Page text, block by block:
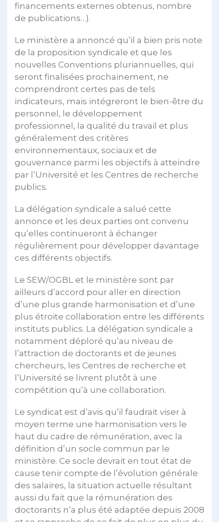
financements externes obtenus, nombre
de publications…).
Le ministère a annoncé qu’il a bien pris note
de la proposition syndicale et que les
nouvelles Conventions pluriannuelles, qui
seront finalisées prochainement, ne
comprendront certes pas de tels
indicateurs, mais intégreront le bien-être du
personnel, le développement
professionnel, la qualité du travail et plus
généralement des critères
environnementaux, sociaux et de
gouvernance parmi les objectifs à atteindre
par l’Université et les Centres de recherche
publics.
La délégation syndicale a salué cette
annonce et les deux parties ont convenu
qu’elles continueront à échanger
régulièrement pour développer davantage
ces différents objectifs.
Le SEW/OGBL et le ministère sont par
ailleurs d’accord pour aller en direction
d’une plus grande harmonisation et d’une
plus étroite collaboration entre les différents
instituts publics. La délégation syndicale a
notamment déploré qu’au niveau de
l’attraction de doctorants et de jeunes
chercheurs, les Centres de recherche et
l’Université se livrent plutôt à une
compétition qu’à une collaboration.
Le syndicat est d’avis qu’il faudrait viser à
moyen terme une harmonisation vers le
haut du cadre de rémunération, avec la
définition d’un socle commun par le
ministère. Ce socle devrait en tout état de
cause tenir compte de l’évolution générale
des salaires, la situation actuelle résultant
aussi du fait que la rémunération des
doctorants n’a plus été adaptée depuis 2008